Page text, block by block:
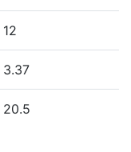
12
3.37
20.5